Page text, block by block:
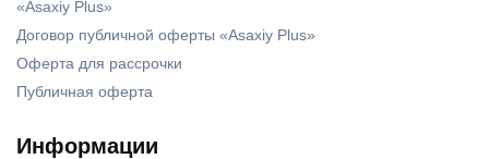
«Asaxiy Plus»
Договор публичной оферты «Asaxiy Plus»
Оферта для рассрочки
Публичная оферта
Информации